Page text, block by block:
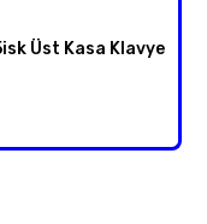
Üst Kasa Klavye